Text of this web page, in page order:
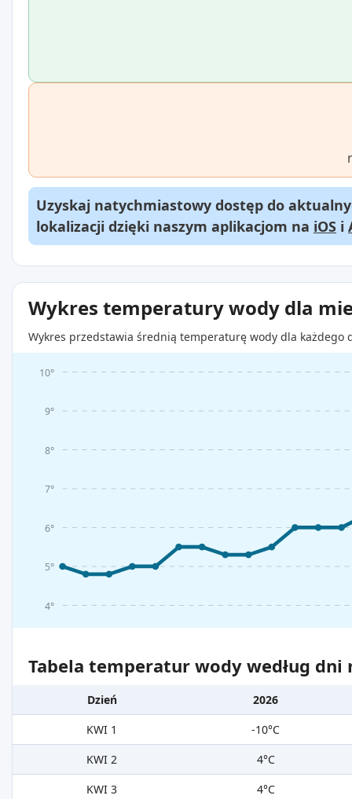
Uzyskaj natychmiastowy dostęp do
lokalizacji dzięki naszym aplikacjom na iOS i
Wykres temperatury wody dla
Wykres przedstawia średnią temperaturę wody dla
4°
5°
6°
7°
8°
9°
10°
Tabela temperatur wody według dni
Dzień
2026
KWI 1
-10°C
KWI 2
4°C
KWI 3
4°C